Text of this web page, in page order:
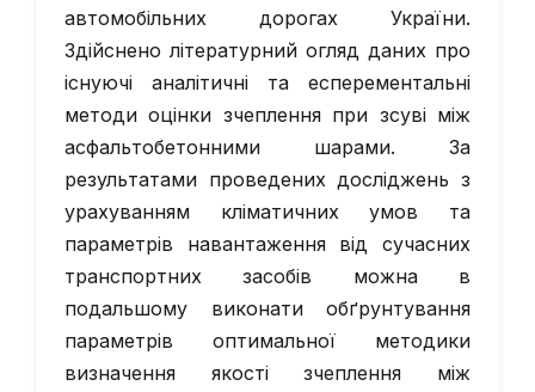
автомобільних дорогах України.
Здійснено літературний огляд даних про
існуючі аналітичні та есперементальні
методи оцінки зчеплення при зсуві між
асфальтобетонними шарами. За
результатами проведених досліджень з
урахуванням кліматичних умов та
параметрів навантаження від сучасних
транспортних засобів можна в
подальшому виконати обґрунтування
параметрів оптимальної методики
визначення якості зчеплення між